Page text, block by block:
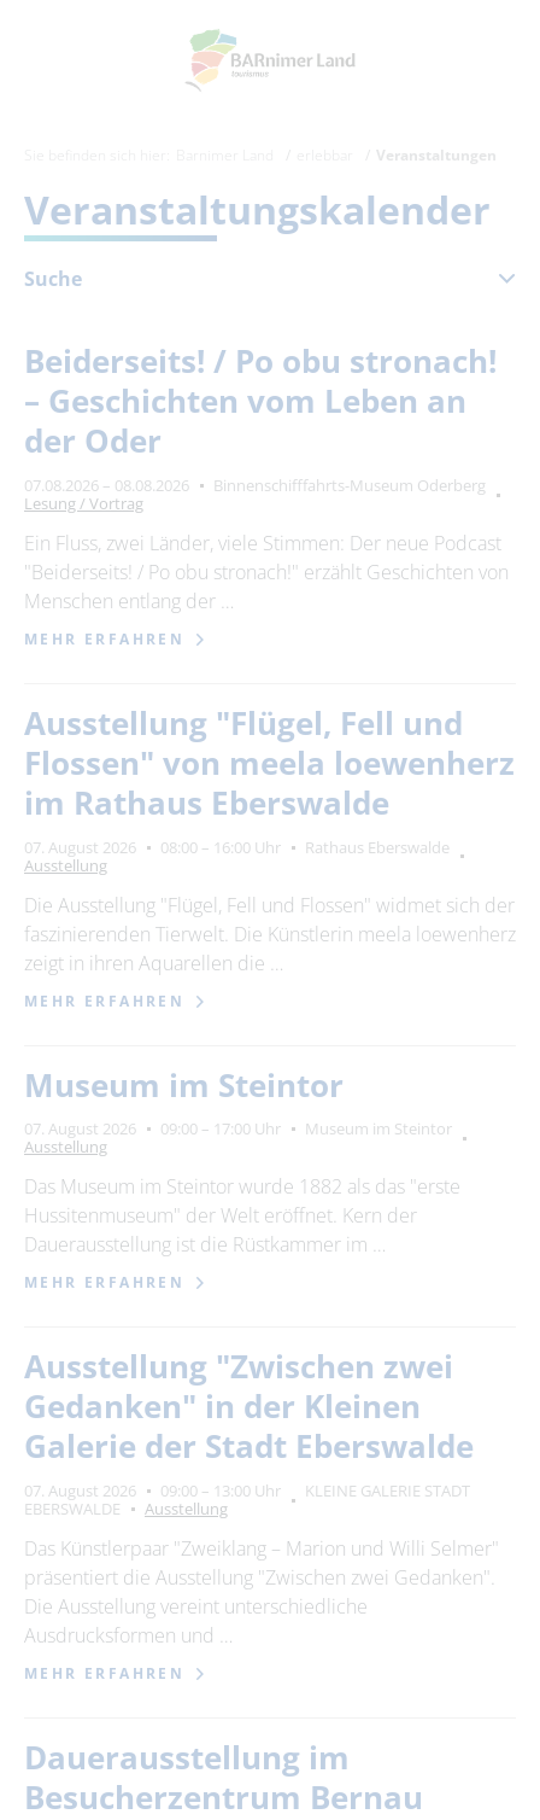
Veranstaltungen
Veranstaltungskalender
Suche
November 2026
Mo Di Mi Do Fr Sa So
2
3
9
10 11 12 13 14
15
16
17 18 19 20 21
22
23
24 25 26 27 28
29
Zeitraum
von
Kategorie
Suchbegriff
bitte wählen
Ort
Beiderseits! / Po obu stronach!
– Geschichten vom Leben an
der Oder
07.08.2026 – 08.08.2026
Binnenschifffahrts-Museum Oderberg
Lesung / Vortrag
Ein Fluss, zwei Länder, viele Stimmen: Der neue Podcast
"Beiderseits! / Po obu stronach!" erzählt Geschichten von
Menschen entlang der …
MEHR ERFAHREN
Ausstellung "Flügel, Fell und
Flossen" von meela loewenherz
im Rathaus Eberswalde
07. August 2026 08:00 – 16:00 Uhr
Rathaus Eberswalde
Ausstellung
Die Ausstellung "Flügel, Fell und Flossen" widmet sich der
faszinierenden Tierwelt. Die Künstlerin meela loewenherz
zeigt in ihren Aquarellen die …
MEHR ERFAHREN
Museum im Steintor
07. August 2026 09:00 – 17:00 Uhr
Museum im Steintor
Ausstellung
Das Museum im Steintor wurde 1882 als das "erste
Hussitenmuseum" der Welt eröffnet. Kern der
Dauerausstellung ist die Rüstkammer im …
MEHR ERFAHREN
Ausstellung "Zwischen zwei
Gedanken" in der Kleinen
Galerie der Stadt Eberswalde
07. August 2026 09:00 – 13:00 Uhr
KLEINE GALERIE STADT
EBERSWALDE
Ausstellung
Das Künstlerpaar "Zweiklang – Marion und Willi Selmer"
präsentiert die Ausstellung "Zwischen zwei Gedanken".
Die Ausstellung vereint unterschiedliche
Ausdrucksformen und …
MEHR ERFAHREN
Dauerausstellung im
Besucherzentrum Bernau